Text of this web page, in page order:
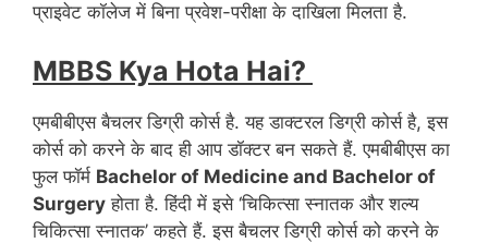
प्राइवेट कॉलेज में बिना प्रवेश-परीक्षा के दाखिला मिलता है.
MBBS Kya Hota Hai?
एमबीबीएस बैचलर डिग्री कोर्स है. यह डाक्टरल डिग्री कोर्स है, इस
कोर्स को करने के बाद ही आप डॉक्टर बन सकते हैं. एमबीबीएस का
फुल फॉर्म Bachelor of Medicine and Bachelor of
Surgery होता है. हिंदी में इसे ‘चिकित्सा स्नातक और शल्य
चिकित्सा स्नातक’ कहते हैं. इस बैचलर डिग्री कोर्स को करने के